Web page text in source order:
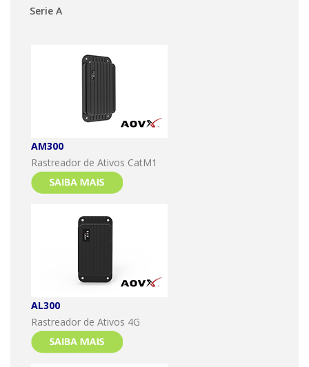
Serie A
AM300
Rastreador de Ativos CatM1
AL300
Rastreador de Ativos 4G